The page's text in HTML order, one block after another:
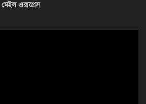
মেইল এক্সপ্রেস